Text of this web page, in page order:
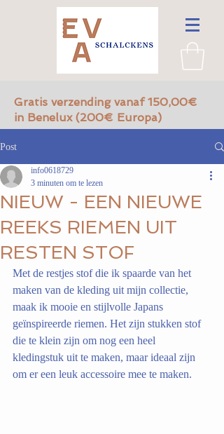
Gratis verzending vanaf 150,00€
in Benelux (200€ Europa)
Post
NIEUW - EEN NIEUWE
REEKS RIEMEN UIT
RESTEN STOF
info0618729
3 minuten om te lezen
Met de restjes stof die ik spaarde van het
maken van de kleding uit mijn collectie,
maak ik mooie en stijlvolle Japans
geïnspireerde riemen. Het zijn stukken stof
die te klein zijn om nog een heel
kledingstuk uit te maken, maar ideaal zijn
om er een leuk accessoire mee te maken.